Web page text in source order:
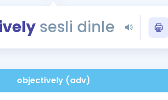
YDS - YÖKDİL
İngilizce
sesli dinle
objectively (adv)